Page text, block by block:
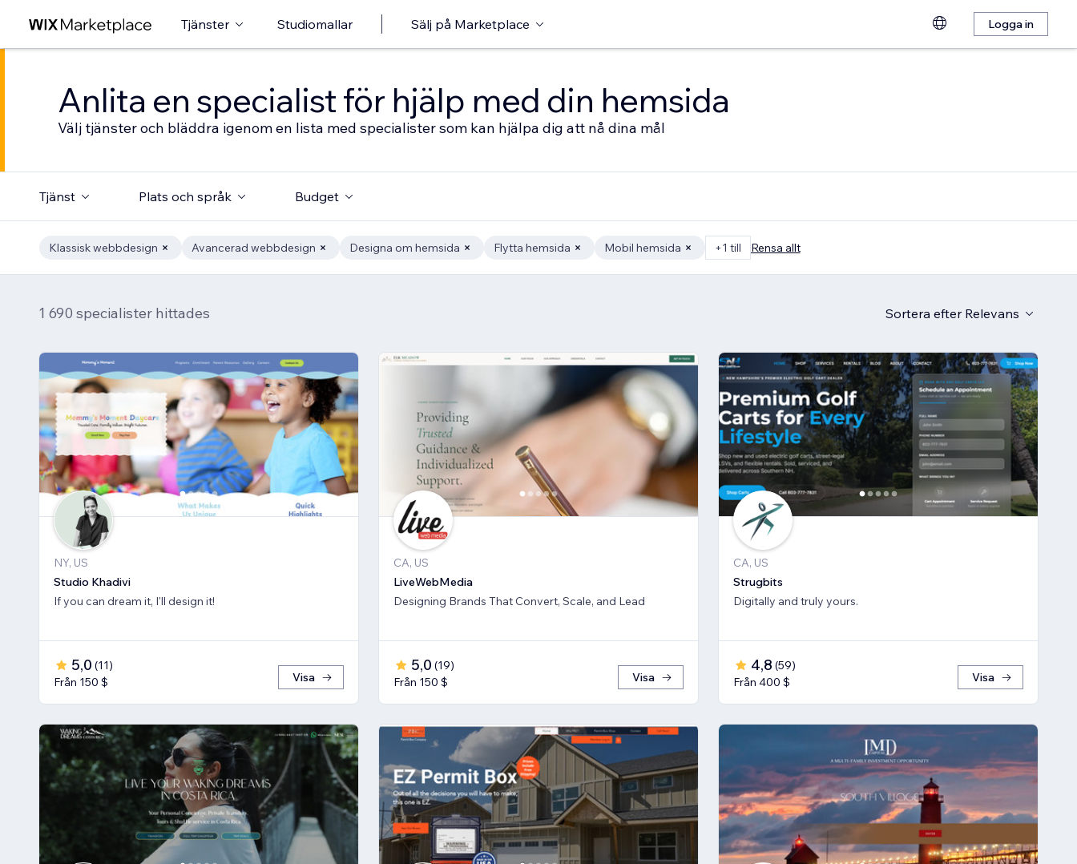
Tjänster Studiomallar Sälj på Marketplace Logga in
Anlita en specialist för hjälp med din hemsida
Välj tjänster och bläddra igenom en lista med specialister som kan hjälpa dig att nå dina mål
Tjänst Plats och språk Budget
Klassisk webbdesign Avancerad webbdesign Designa om hemsida Flytta hemsida Mobil hemsida +1 till Rensa allt
1 690 specialister hittades Sortera efter Relevans
NY, US
Studio Khadivi
If you can dream it, I'll design it!
5,0 (11)
Från 150 $
Visa
CA, US
LiveWebMedia
Designing Brands That Convert, Scale, and Lead
5,0 (19)
Från 150 $
Visa
CA, US
Strugbits
Digitally and truly yours.
4,8 (59)
Från 400 $
Visa